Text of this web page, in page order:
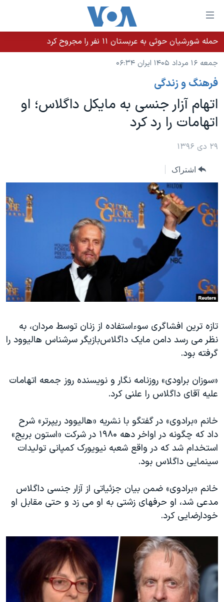
لینکهای
قابل
دسترسی
جهش
محتوای
اصلی
جهش
به
صفحه
جهش
به
خانه
نسخه سبک وب‌سایت
موضوع ها
ایران
آمریکا
جهان
ویژه برنامه‌ها
ویدیوها
فرهنگ و زندگی
حقوق شهروندی
علم و فناوری
گالری عکس
آرشیو پخش زنده
برنامه های تلویزیونی
جدول برنامه ها
صفحه‌های ویژه
بایگانی برنامه‌های تلویزیونی
انتخابات ریاست جمهوری آمریکا ۲۰۲۴
حمله جمهوری اسلامی به اسرائیل
رمز مهسا
اعتراضات زن، زندگی، آزادی
مجموعه مستندهای دادخواهی
تریبونال مردمی آبان ۹۸
دادگاه حمید نوری
چهل سال گروگان‌گیری
قانون شفافیت دارائی کادر رهبری ایران
اعتراضات مردمی آبان ۹۸
اسرائیل در جنگ
نرگس محمدی برنده جایزه نوبل صلح
همایش محافظه‌کاران آمریکا «سی‌پک»
صفحه‌های ویژه
سفر پرزیدنت ترامپ به چین
فرکانس‌های صدای آمریکا
پخش رادیویی
یادگیری زبان انگلیسی
زبانهای مختلف
حمله شورشیان حوثی به عربستان ۱۱ نفر را مجروح کرد
جمعه ۱۶ مرداد ۱۴۰۵ ایران ۰۶:۳۴
فرهنگ و زندگی
اتهام آزار جنسی به مایکل داگلاس؛ او
اتهامات را رد کرد
۲۹ دی ۱۳۹۶
اشتراک
تازه ترین افشاگری سوءاستفاده از زنان توسط مردان،‌ به
نظر می رسد دامن مایک داگلاس‌بازیگر سرشناس هالیوود را
گرفته بود.
«سوزان براودی» روزنامه نگار و نويسنده روز جمعه اتهامات
علیه آقای داگلاس را علنی کرد.
خانم «برادوی» در گفتگو با نشریه «هالیوود ریپرتر» شرح
داد که چگونه در اواخر دهه ۱۹۸۰ در شرکت «استون بریج»
استخدام شد که در واقع شعبه نیویورک کمپانی تولیدات
سینمایی داگلاس بود.
خانم «برادوی» ضمن بیان جزئیاتی از آزار جنسی داگلاس
مدعی شد، او حرفهای زشتی به او می زد و حتی مقابل او
خودارضایی کرد.